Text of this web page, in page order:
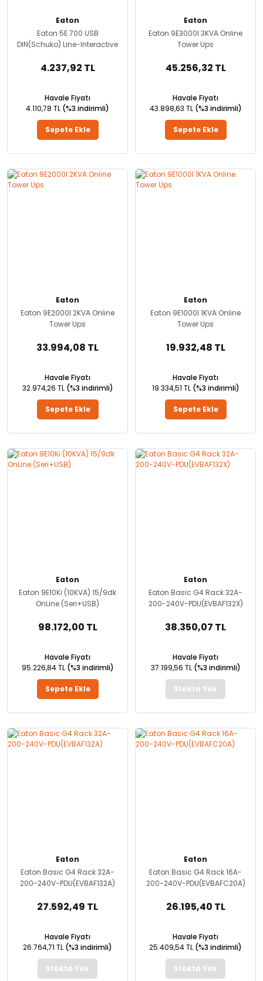
Eaton
Eaton 5E 700 USB
DIN(Schuko) Line-Interactive
4.237,92 TL
Havale Fiyatı
4.110,78 TL (%3 indirimli)
Sepete Ekle
Eaton
Eaton 9E3000I 3KVA Online
Tower Ups
45.256,32 TL
Havale Fiyatı
43.898,63 TL (%3 indirimli)
Sepete Ekle
Eaton
Eaton 9E2000I 2KVA Online
Tower Ups
33.994,08 TL
Havale Fiyatı
32.974,26 TL (%3 indirimli)
Sepete Ekle
Eaton
Eaton 9E1000I 1KVA Online
Tower Ups
19.932,48 TL
Havale Fiyatı
19.334,51 TL (%3 indirimli)
Sepete Ekle
Eaton
Eaton 9E10Ki (10KVA) 15/9dk
OnLine (Seri+USB)
98.172,00 TL
Havale Fiyatı
95.226,84 TL (%3 indirimli)
Sepete Ekle
Eaton
Eaton Basic G4 Rack 32A-
200-240V-PDU(EVBAF132X)
38.350,07 TL
Havale Fiyatı
37.199,56 TL (%3 indirimli)
Stokta Yok
Eaton
Eaton Basic G4 Rack 32A-
200-240V-PDU(EVBAF132A)
27.592,49 TL
Havale Fiyatı
26.764,71 TL (%3 indirimli)
Stokta Yok
Eaton
Eaton Basic G4 Rack 16A-
200-240V-PDU(EVBAFC20A)
26.195,40 TL
Havale Fiyatı
25.409,54 TL (%3 indirimli)
Stokta Yok